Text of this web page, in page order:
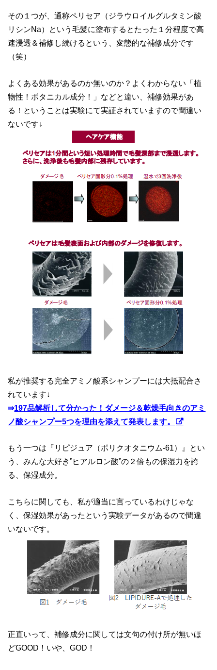
その１つが、通称ペリセア（ジラウロイルグルタミン酸
リシンNa）という毛髪に塗布するとたった１分程度で高
速浸透＆補修し続けるという、変態的な補修成分です
（笑）
よくある効果があるのか無いのか？よくわからない「植
物性！ボタニカル成分！」などと違い、補修効果があ
る！ということは実験にて実証されていますので間違い
ないです↓
私が推奨する完全アミノ酸系シャンプーには大抵配合さ
れています↓
⇛197品解析して分かった！ダメージ＆乾燥毛向きのアミ
ノ酸シャンプー5つを理由を添えて発表します。
もう一つは『リピジュア（ポリクオタニウム-61）』とい
う、みんな大好き”ヒアルロン酸”の２倍もの保湿力を誇
る、保湿成分。
こちらに関しても、私が適当に言っているわけじゃな
く、保湿効果があったという実験データがあるので間違
いないです。
正直いって、補修成分に関しては文句の付け所が無いほ
どGOOD！いや、GOD！